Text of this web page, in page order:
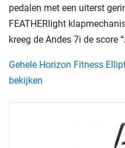
pedalen met een uiterst
FEATHERlight
kreeg de Andes 7i de score
Gehele Horizon Fitness
bekijken